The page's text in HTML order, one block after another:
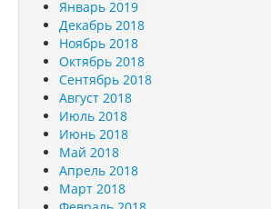
Январь 2019
Декабрь 2018
Ноябрь 2018
Октябрь 2018
Сентябрь 2018
Август 2018
Июль 2018
Июнь 2018
Май 2018
Апрель 2018
Март 2018